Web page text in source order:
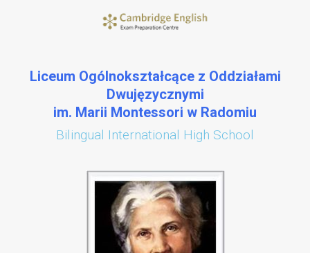
Liceum Ogólnokształcące z Oddziałami
Dwujęzycznymi
im. Marii Montessori w Radomiu
Bilingual International High School